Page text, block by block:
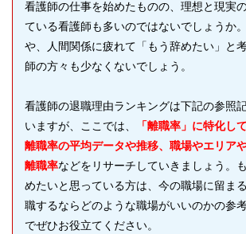
看護師の仕事を始めたものの、理想と現実
ている看護師も多いのではないでしょうか
や、人間関係に疲れて「もう辞めたい」と
師の方々も少なくないでしょう。
看護師の退職理由ランキングは下記の参照
いますが、ここでは、
「離職率」に特化し
離職率の平均データや推移、職場やエリア
離職率などをリサーチしていきましょう。
めたいと思っている方は、今の職場に留ま
職するならどのような職場がいいのかの参
でぜひお役立てください。